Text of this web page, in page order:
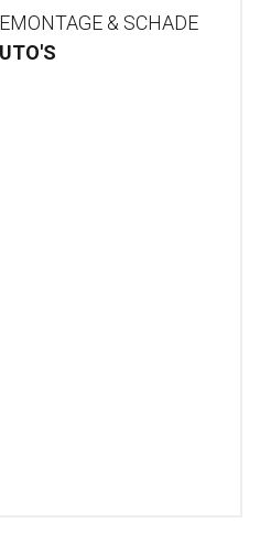
& SCHADE